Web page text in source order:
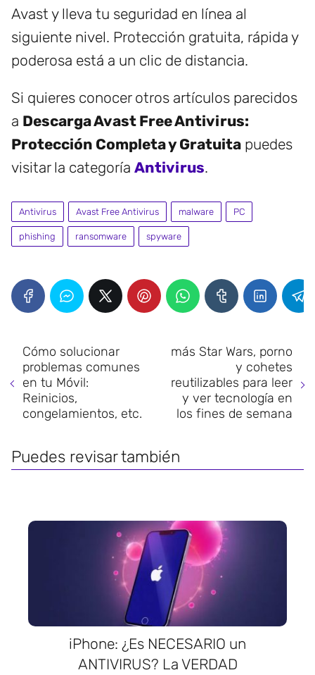
Avast y lleva tu seguridad en línea al
siguiente nivel. Protección gratuita, rápida y
poderosa está a un clic de distancia.
Si quieres conocer otros artículos parecidos
a Descarga Avast Free Antivirus:
Protección Completa y Gratuita puedes
visitar la categoría Antivirus.
Antivirus Avast Free Antivirus malware PC
phishing ransomware spyware
Cómo solucionar
problemas comunes
en tu Móvil:
Reinicios,
congelamientos, etc.
más Star Wars, porno
y cohetes
reutilizables para leer
y ver tecnología en
los fines de semana
Puedes revisar también
iPhone: ¿Es NECESARIO un
ANTIVIRUS? La VERDAD